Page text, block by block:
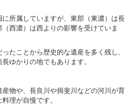
所属していますが、東部（東濃）は長
西濃）は西よりの影響を受けていま
たことから歴史的な遺産を多く残し、
ゆかりの地でもあります。
物や、長良川や揖斐川などの河川が育
理が自慢です。